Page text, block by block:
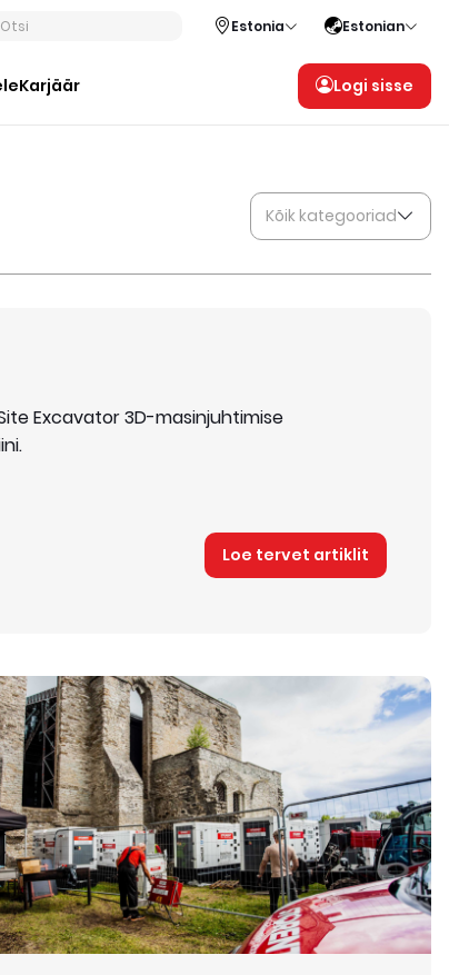
Otsi Estonia Estonian
Karjäär Logi sisse
Kõik kategooriad
Excavator 3D-masinjuhtimise
Loe tervet artiklit